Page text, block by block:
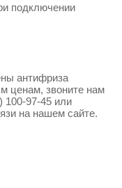
подключении
антифриза
ценам, звоните нам
100-97-45 или
на нашем сайте.